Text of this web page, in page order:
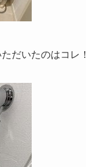
だいたのはコレ！